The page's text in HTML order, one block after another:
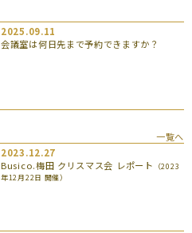
2025.09.11
会議室は何日先まで予約できますか？
一覧へ
2023.12.27
Busico.梅田 クリスマス会 レポート
（2023
年12月22日 開催）